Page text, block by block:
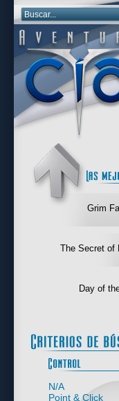
Grim
The Secret of
Day of
N/A
Point & Click